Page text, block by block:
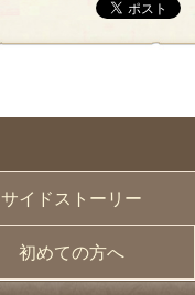
サイドストーリー
初めての方へ